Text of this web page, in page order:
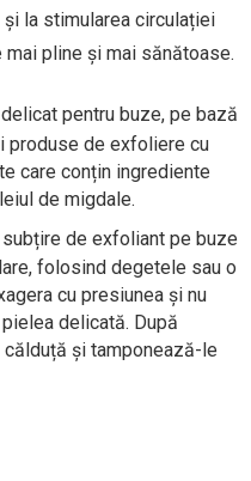
la stimularea circulației
pline și mai sănătoase.
pentru buze, pe bază
produse de exfoliere cu
care conțin ingrediente
de migdale.
de exfoliant pe buze
folosind degetele sau o
cu presiunea și nu
delicată. După
și tamponează-le